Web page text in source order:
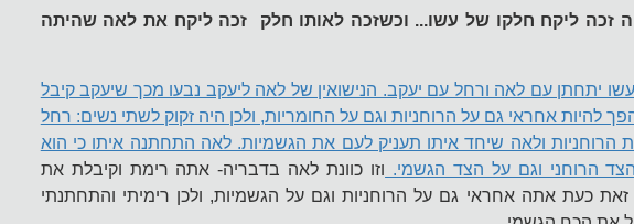
זכה ליקח חלקו של עשו... וכשזכה לאותו חלק זכה ליקח את לאה שהיתה
יתחתן עם לאה ורחל עם יעקב. הנישואין של לאה ליעקב נבעו מכך שיעקב קיבל
להיות אחראי גם על הרוחניות וגם על החומריות, ולכן היה זקוק לשתי נשים: רחל
הרוחניות ולאה שיחד איתו תעניק לעם את הגשמיות. לאה התחתנה איתו כי הוא
הרוחני וגם על הצד הגשמי. וזו כוונת לאה בדבריה- אתה רימת וקיבלת את
זאת כעת אתה אחראי גם על הרוחניות וגם על הגשמיות, ולכן רימיתי והתחתנתי